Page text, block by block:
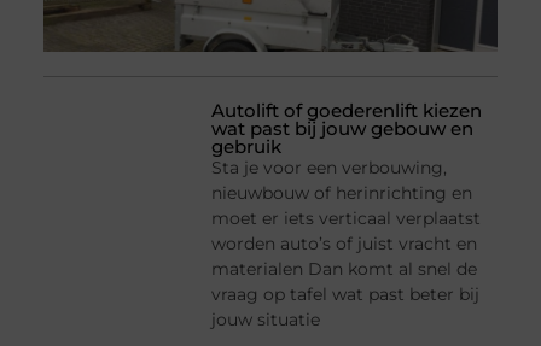
Autolift of goederenlift kiezen
wat past bij jouw gebouw en
gebruik
Sta je voor een verbouwing,
nieuwbouw of herinrichting en
moet er iets verticaal verplaatst
worden auto’s of juist vracht en
materialen Dan komt al snel de
vraag op tafel wat past beter bij
jouw situatie